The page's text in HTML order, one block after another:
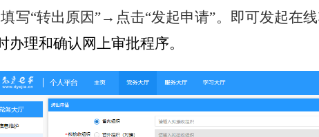
写“转出原因”→点击“发起申请”。即可发起在
理和确认网上审批程序。